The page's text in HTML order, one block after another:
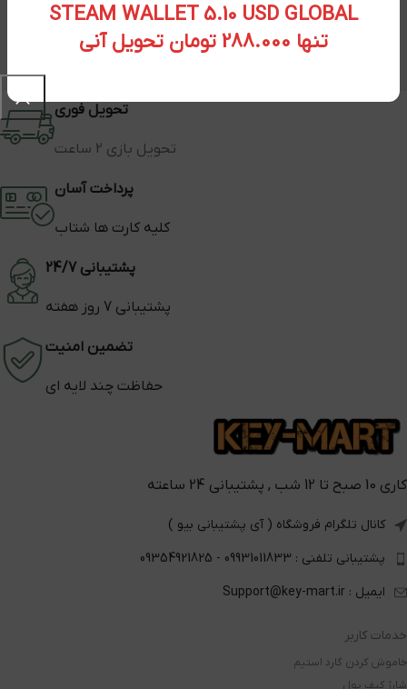
STEAM WALLET 5.10 USD GLOBAL
تنها 288.000 تومان تحویل آنی
تحویل فوری
تحویل بازی 2 ساعت
پرداخت آسان
کلیه کارت ها شتاب
پشتیبانی 24/7
پشتیبانی 7 روز هفته
تضمین امنیت
حفاظت چند لایه ای
کاری 10 صبح تا 12 شب , پشتیبانی 24 ساعته
کانال تلگرام فروشگاه ( آی پشتیبانی بیو )
پشتیبانی تلفنی : 09931011833 - 09354921825
ایمیل : Support@key-mart.ir
خدمات کاربر
خاموش کردن گارد استیم
شارژ کیف پول